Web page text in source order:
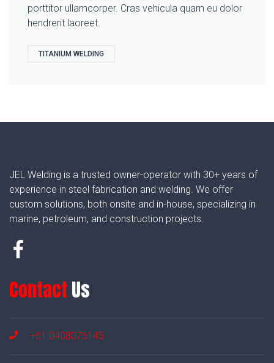
porttitor ullamcorper. Cras vehicula quam eu dolor
hendrerit laoreet.
TITANIUM WELDING
JEL Welding is a trusted owner-operator with 30+ years of
experience in steel fabrication and welding. We offer
custom solutions, both onsite and in-house, specializing in
marine, petroleum, and construction projects.
Contact Us
+61 0408076145